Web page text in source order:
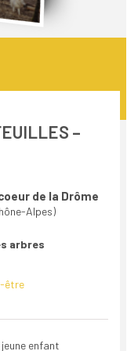
–
de la Drôme
Alpes)
arbres
être
enfant